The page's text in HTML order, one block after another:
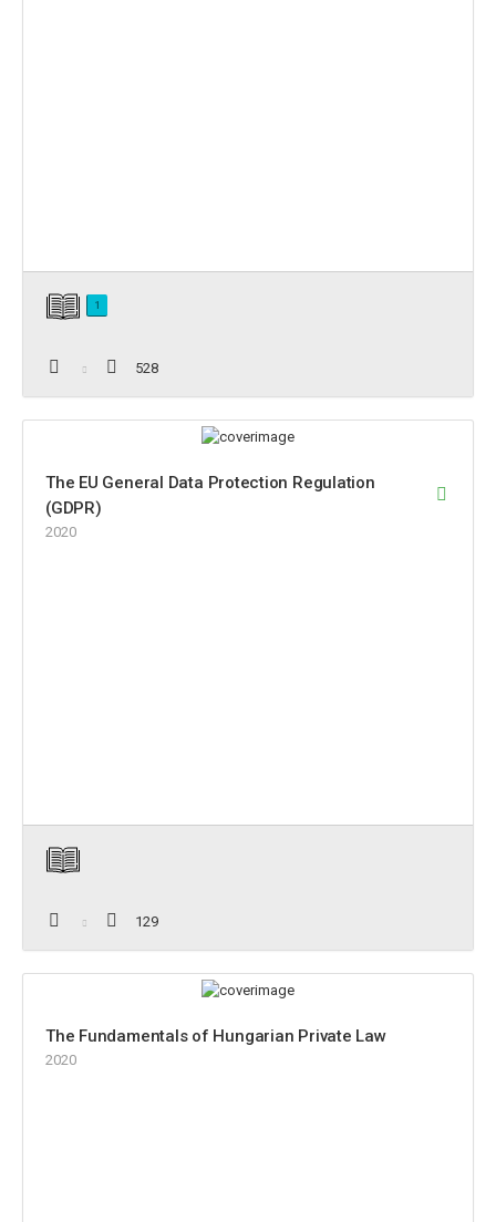
1
528
The EU General Data Protection Regulation
(GDPR)
2020
129
The Fundamentals of Hungarian Private Law
2020